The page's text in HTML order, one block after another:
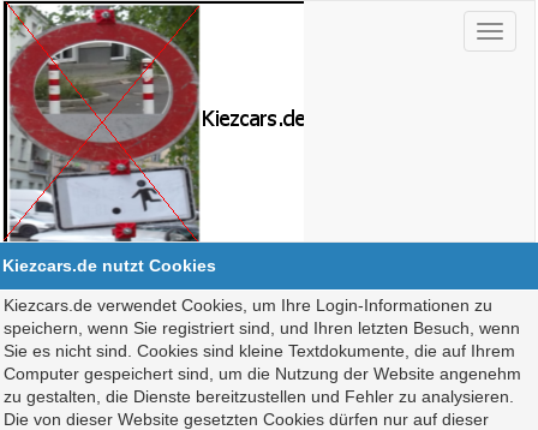
Kiezcars.de nutzt Cookies
Kiezcars.de verwendet Cookies, um Ihre Login-Informationen zu
speichern, wenn Sie registriert sind, und Ihren letzten Besuch, wenn
Sie es nicht sind. Cookies sind kleine Textdokumente, die auf Ihrem
Computer gespeichert sind, um die Nutzung der Website angenehm
zu gestalten, die Dienste bereitzustellen und Fehler zu analysieren.
Die von dieser Website gesetzten Cookies dürfen nur auf dieser